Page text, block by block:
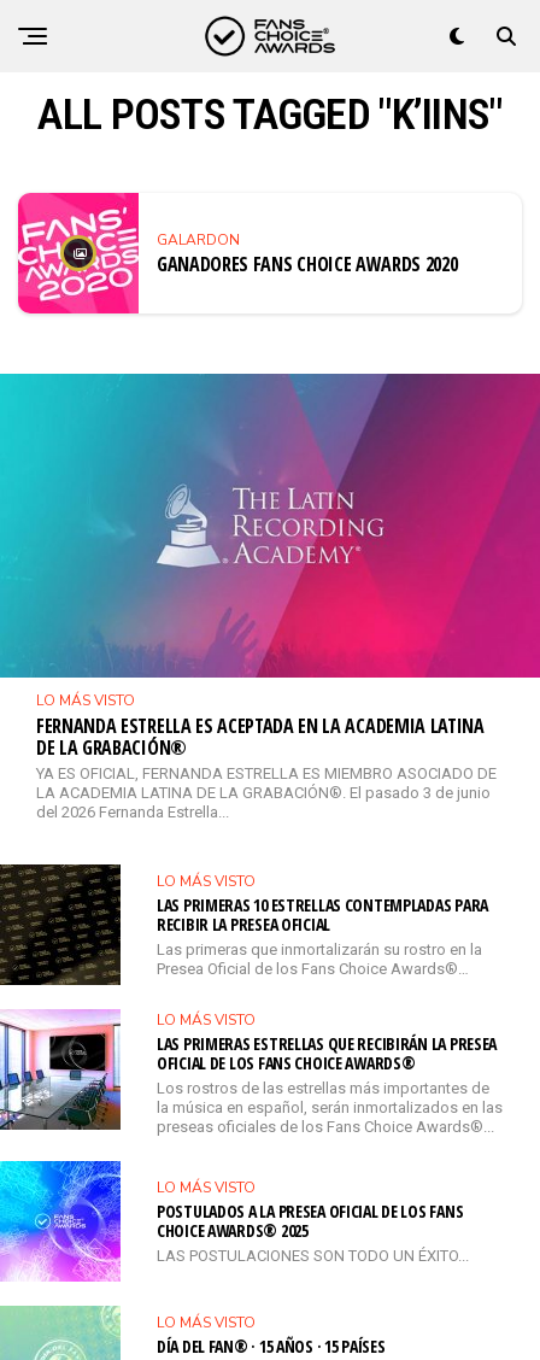
ALL POSTS TAGGED "K’IINS"
GALARDON
GANADORES FANS CHOICE AWARDS 2020
LO MÁS VISTO
FERNANDA ESTRELLA ES ACEPTADA EN LA ACADEMIA LATINA
DE LA GRABACIÓN®
YA ES OFICIAL, FERNANDA ESTRELLA ES MIEMBRO ASOCIADO DE
LA ACADEMIA LATINA DE LA GRABACIÓN®. El pasado 3 de junio
del 2026 Fernanda Estrella...
LO MÁS VISTO
LAS PRIMERAS 10 ESTRELLAS CONTEMPLADAS PARA
RECIBIR LA PRESEA OFICIAL
Las primeras que inmortalizarán su rostro en la
Presea Oficial de los Fans Choice Awards®…
LO MÁS VISTO
LAS PRIMERAS ESTRELLAS QUE RECIBIRÁN LA PRESEA
OFICIAL DE LOS FANS CHOICE AWARDS®
Los rostros de las estrellas más importantes de
la música en español, serán inmortalizados en las
preseas oficiales de los Fans Choice Awards®...
LO MÁS VISTO
POSTULADOS A LA PRESEA OFICIAL DE LOS FANS
CHOICE AWARDS® 2025
LAS POSTULACIONES SON TODO UN ÉXITO...
LO MÁS VISTO
DÍA DEL FAN® · 15 AÑOS · 15 PAÍSES